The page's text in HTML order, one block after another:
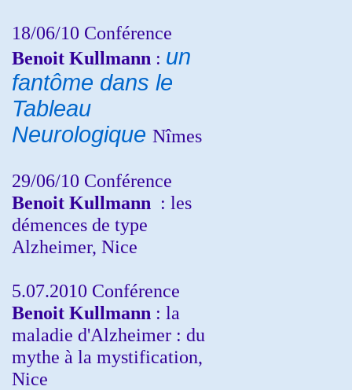
18/06/10 Conférence
Benoit Kullmann : un
fantôme dans le
Tableau
Neurologique Nîmes
29/06/10 Conférence
Benoit Kullmann : les
démences de type
Alzheimer, Nice
5.07.2010 Conférence
Benoit Kullmann : la
maladie d'Alzheimer : du
mythe à la mystification,
Nice